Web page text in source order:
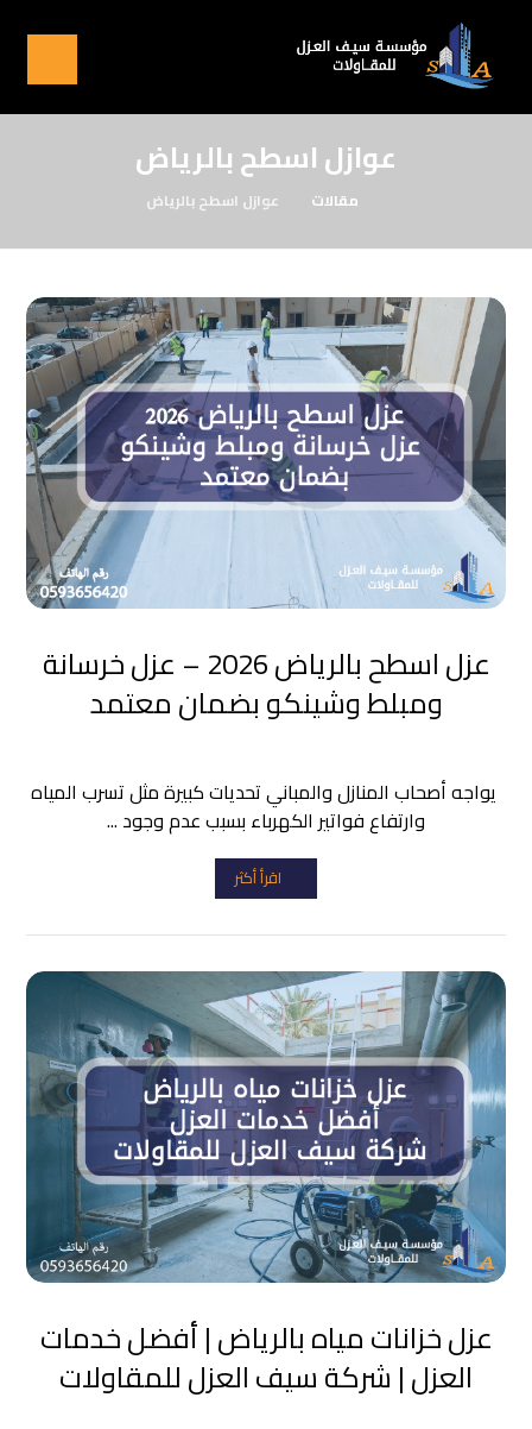
عوازل اسطح بالرياض
مقالات عوازل اسطح بالرياض
عزل اسطح بالرياض 2026 – عزل خرسانة
ومبلط وشينكو بضمان معتمد
يواجه أصحاب المنازل والمباني تحديات كبيرة مثل تسرب المياه
وارتفاع فواتير الكهرباء بسبب عدم وجود ...
اقرأ أكثر
عزل خزانات مياه بالرياض | أفضل خدمات
العزل | شركة سيف العزل للمقاولات